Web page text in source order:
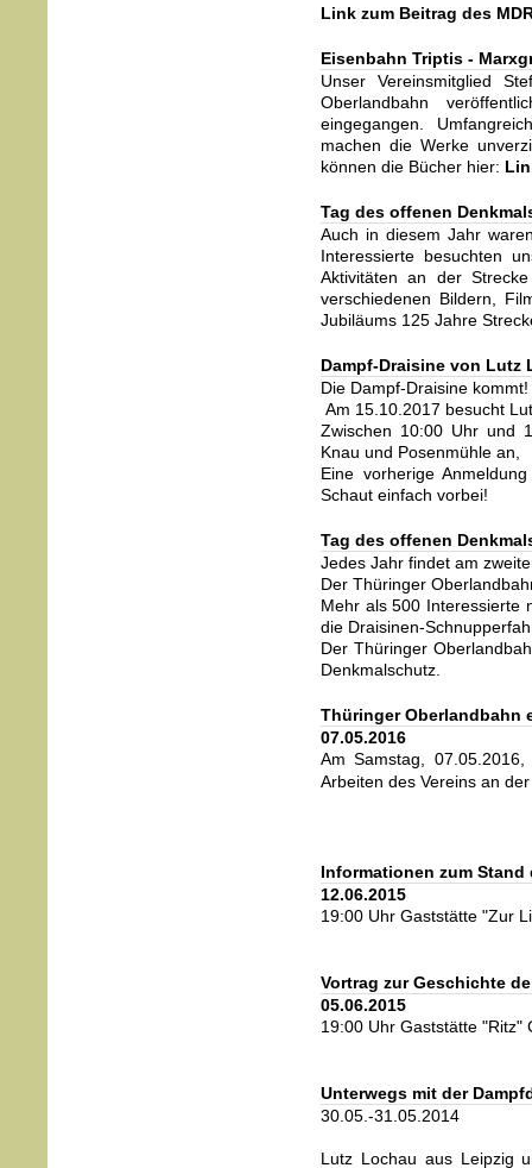
Link zum Beitrag des
Eisenbahn Triptis -
Unser Vereinsmitglied
Oberlandbahn
eingegangen.
machen die Werke
können die Bücher hier:
Tag des offenen
Auch in diesem Jahr
Interessierte besuchten
Aktivitäten an der
verschiedenen Bildern,
Jubiläums 125 Jahre
Dampf-Draisine von Lutz
Die Dampf-Draisine kommt!
Am 15.10.2017 besucht
Zwischen 10:00 Uhr und
Knau und Posenmühle an,
Eine vorherige
Schaut einfach vorbei!
Tag des offenen
Jedes Jahr findet am
Der Thüringer
Mehr als 500 Interessierte
die Draisinen-
Der Thüringer
Denkmalschutz.
Thüringer Oberlandbahn
07.05.2016
Am Samstag,
Arbeiten des Vereins an
Informationen zum
12.06.2015
19:00 Uhr Gaststätte "Zur
Vortrag zur Geschichte
05.06.2015
19:00 Uhr Gaststätte "Ritz"
Unterwegs mit der
30.05.-31.05.2014
Lutz Lochau aus Leipzig